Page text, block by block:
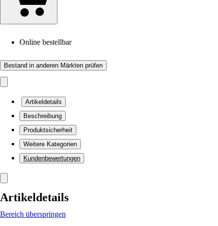
Online bestellbar
Bestand in anderen Märkten prüfen
Artikeldetails
Beschreibung
Produktsicherheit
Weitere Kategorien
Kundenbewertungen
Artikeldetails
Bereich überspringen